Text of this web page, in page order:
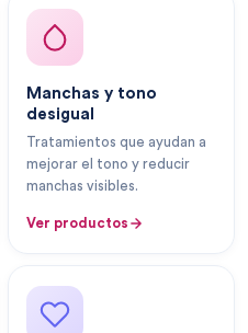
Manchas y tono
desigual
Tratamientos que ayudan a
mejorar el tono y reducir
manchas visibles.
Ver productos